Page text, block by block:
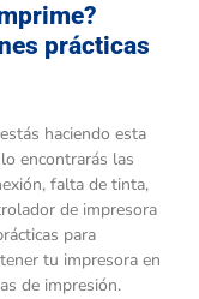
prácticas
haciendo esta
encontrarás las
falta de tinta,
de impresora
para
tu impresora en
de impresión.